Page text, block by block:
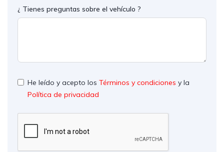
¿ Tienes preguntas sobre el vehículo ?
He leído y acepto los Términos y condiciones y la
Política de privacidad